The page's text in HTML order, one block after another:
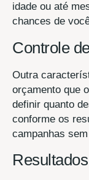
idade ou até
chances de
Controle
Outra
orçamento que
definir quanto
conforme os
campanhas